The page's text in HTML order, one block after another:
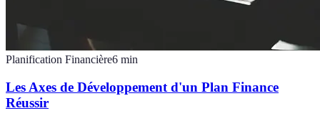
Planification Financière6 min
Les Axes de Développement d'un Plan Finance
Réussir